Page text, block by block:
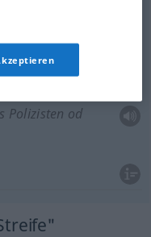
od
Polizisten od